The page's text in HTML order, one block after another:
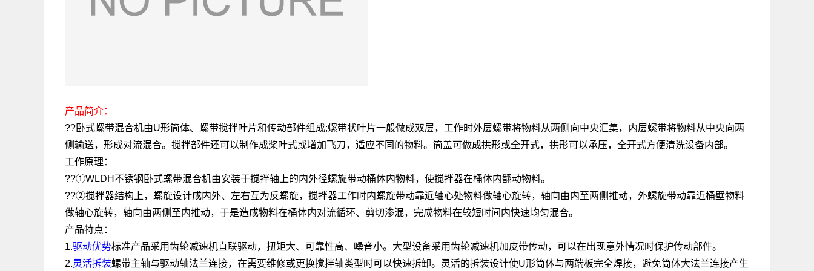
产品简介：
??卧式螺带混合机由U形筒体、螺带搅拌叶片和传动部件组成;螺带状叶片一般做成双层，工作时外层螺带将物料从两侧向中央汇集，内层螺带将物料从中央向两
侧输送，形成对流混合。搅拌部件还可以制作成桨叶式或增加飞刀，适应不同的物料。筒盖可做成拱形或全开式，拱形可以承压，全开式方便清洗设备内部。
工作原理：
??①WLDH不锈钢卧式螺带混合机由安装于搅拌轴上的内外径螺旋带动桶体内物料，使搅拌器在桶体内翻动物料。
??②搅拌器结构上，螺旋设计成内外、左右互为反螺旋，搅拌器工作时内螺旋带动靠近轴心处物料做轴心旋转，轴向由内至两侧推动，外螺旋带动靠近桶壁物料
做轴心旋转，轴向由两侧至内推动，于是造成物料在桶体内对流循环、剪切渗混，完成物料在较短时间内快速均匀混合。
产品特点：
1.驱动优势标准产品采用齿轮减速机直联驱动，扭矩大、可靠性高、噪音小。大型设备采用齿轮减速机加皮带传动，可以在出现意外情况时保护传动部件。
2.灵活拆装螺带主轴与驱动轴法兰连接，在需要维修或更换搅拌轴类型时可以快速拆卸。灵活的拆装设计使U形筒体与两端板完全焊接，避免筒体大法兰连接产生